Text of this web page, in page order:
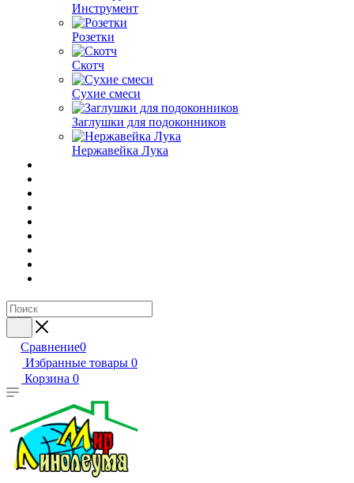
Инструмент
Розетки
Скотч
Сухие смеси
Заглушки для подоконников
Нержавейка Лука
Сравнение0
Избранные товары 0
Корзина 0